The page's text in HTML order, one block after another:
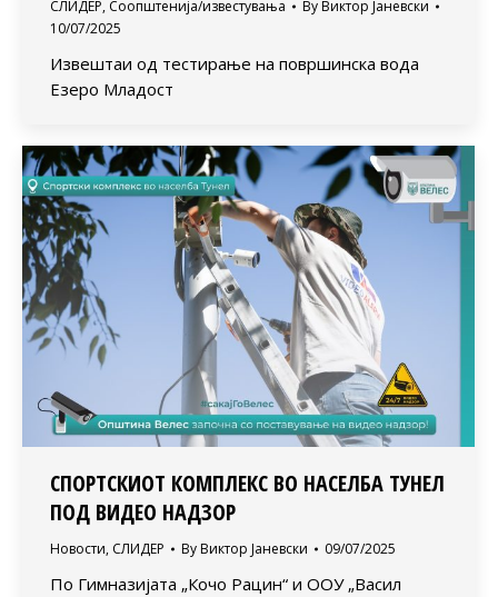
СЛИДЕР, Соопштенија/известувања By Виктор Јаневски
10/07/2025
Извештаи од тестирање на површинска вода
Езеро Младост
СПОРТСКИОТ КОМПЛЕКС ВО НАСЕЛБА ТУНЕЛ
ПОД ВИДЕО НАДЗОР
Новости, СЛИДЕР By Виктор Јаневски 09/07/2025
По Гимназијата „Кочо Рацин“ и ООУ „Васил